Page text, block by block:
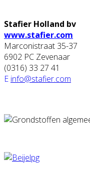
Stafier Holland bv
www.stafier.com
Marconistraat 35-37
6902 PC Zevenaar
(0316) 33 27 41
E info@stafier.com